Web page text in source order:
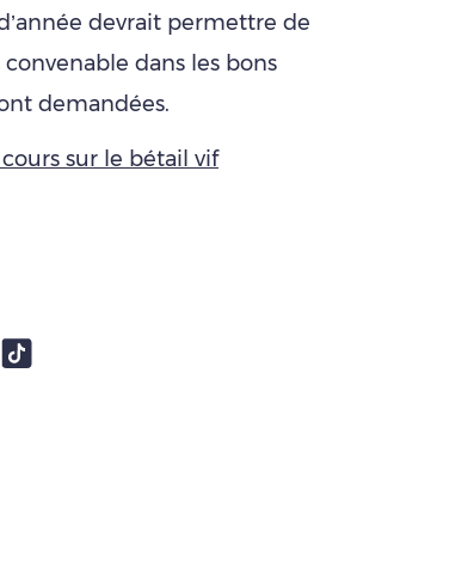
devrait permettre de
dans les bons
demandées.
sur le bétail vif